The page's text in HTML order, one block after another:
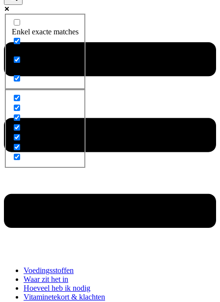
Enkel exacte matches
Voedingsstoffen
Waar zit het in
Hoeveel heb ik nodig
Vitaminetekort & klachten